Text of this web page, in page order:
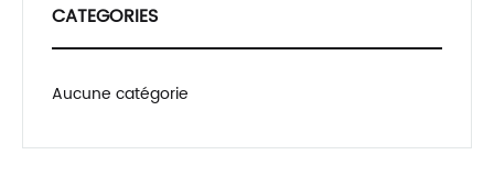
CATEGORIES
Aucune catégorie